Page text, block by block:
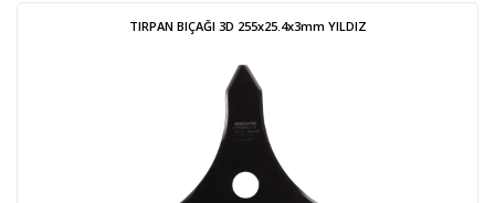
TIRPAN BIÇAĞI 3D 255x25.4x3mm YILDIZ